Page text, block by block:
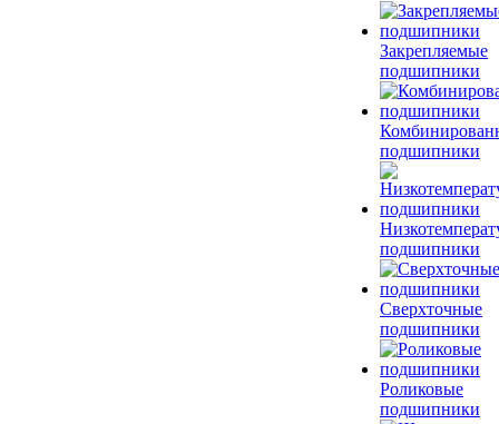
Закрепляемые
подшипники
подшипники
подшипники
Сверхточные
подшипники
Роликовые
подшипники